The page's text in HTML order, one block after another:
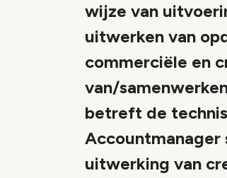
wijze van
uitwerken van
commerciële en
van/
betreft de
Accountmanager
uitwerking van